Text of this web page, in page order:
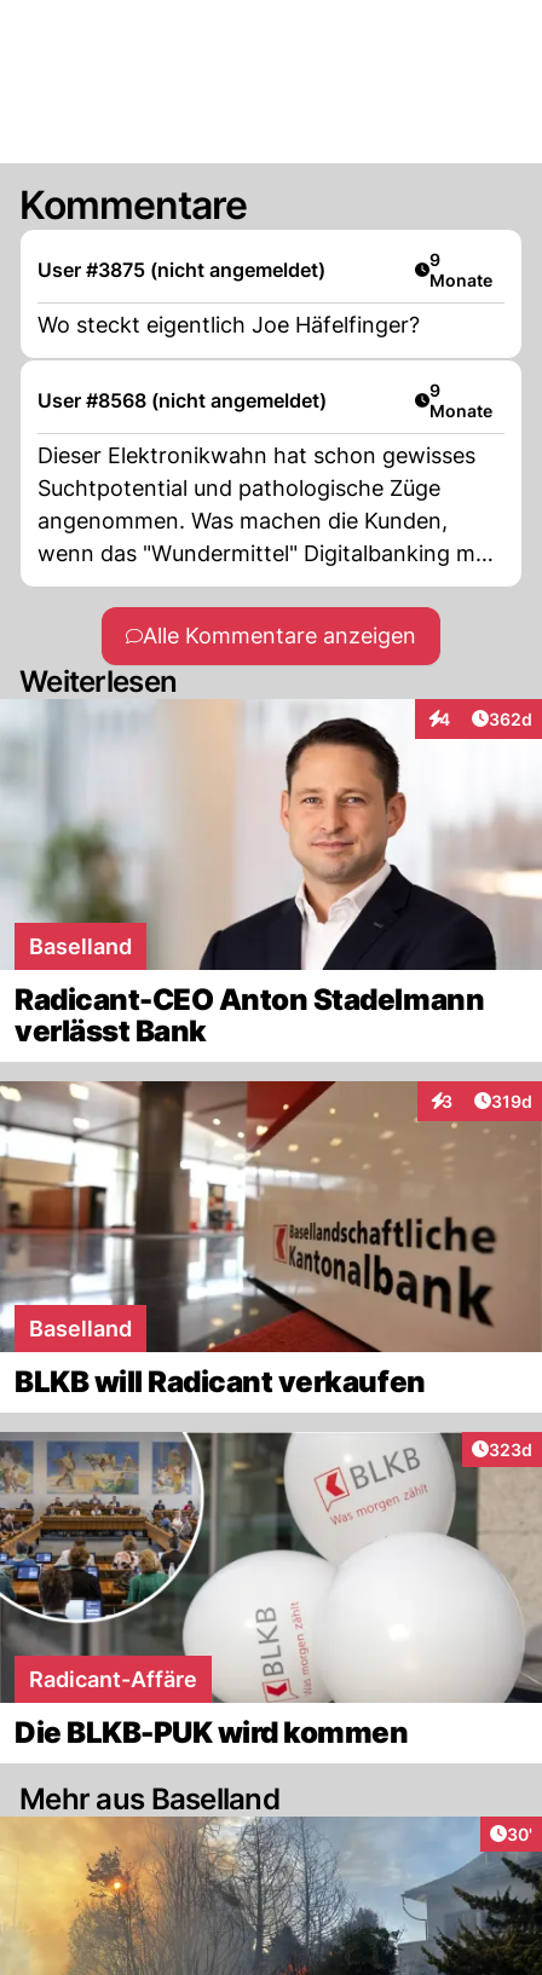
Kommentare
User #3875 (nicht angemeldet) Artikel
9
Monate
Wo steckt eigentlich Joe Häfelfinger?
User #8568 (nicht angemeldet) Artikel
9
Monate
Dieser Elektronikwahn hat schon gewisses
Suchtpotential und pathologische Züge
angenommen. Was machen die Kunden,
wenn das "Wundermittel" Digitalbanking mal
aussteigt; dies könnte ja auch passieren?!
Alle Kommentare anzeigen
Weiterlesen
4
Interaktionen
362d
Baselland
Radicant-CEO Anton Stadelmann
verlässt Bank
3
Interaktionen
319d
Baselland
BLKB will Radicant verkaufen
323d
Radicant-Affäre
Die BLKB-PUK wird kommen
Mehr aus Baselland
30'